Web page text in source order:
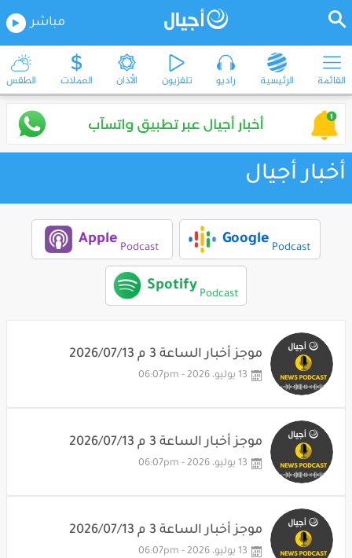
مباشر
القائمة الرئيسية راديو تلفزيون الأذان العملات الطقس
أخبار أجيال
Google
Podcast
Apple
Podcast
Spotify
Podcast
موجز أخبار الساعة 3 م 2026/07/13
13 يوليو، 2026 - 06:07pm
موجز أخبار الساعة 3 م 2026/07/13
13 يوليو، 2026 - 06:07pm
موجز أخبار الساعة 3 م 2026/07/13
13 يوليو، 2026 - 06:07pm